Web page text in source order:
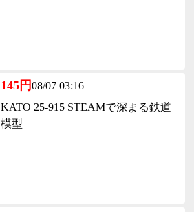
145円08/07 03:16
KATO 25-915 STEAMで深まる鉄道
模型